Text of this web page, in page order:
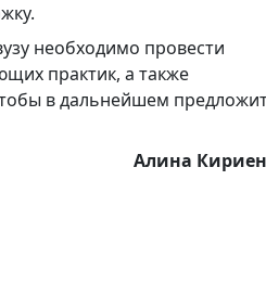
необходимо провести
практик, а также
в дальнейшем
Алина